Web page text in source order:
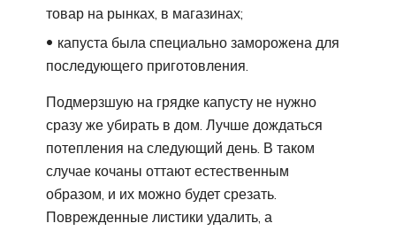
товар на рынках, в магазинах;
капуста была специально заморожена для
последующего приготовления.
Подмерзшую на грядке капусту не нужно
сразу же убирать в дом. Лучше дождаться
потепления на следующий день. В таком
случае кочаны оттают естественным
образом, и их можно будет срезать.
Поврежденные листики удалить, а